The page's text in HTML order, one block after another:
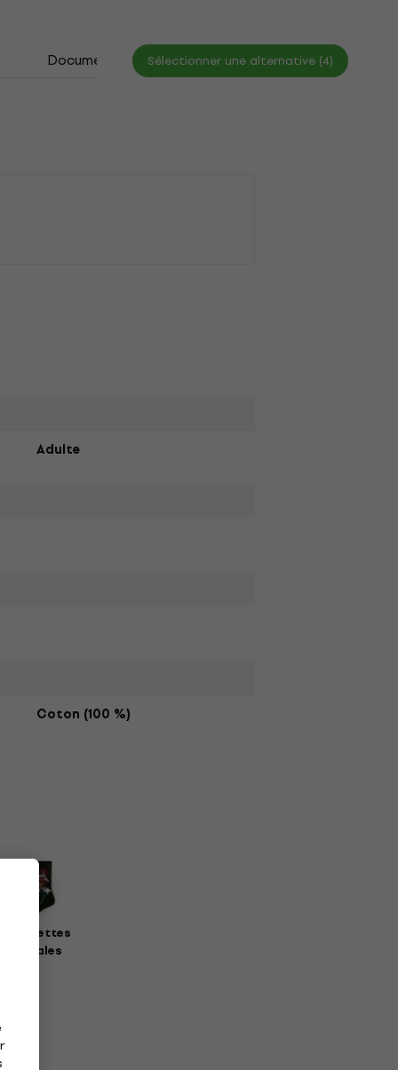
Documents Tableau des tailles
Sélectionner une alternative (4)
Adulte
Coton (100 %)
musicales